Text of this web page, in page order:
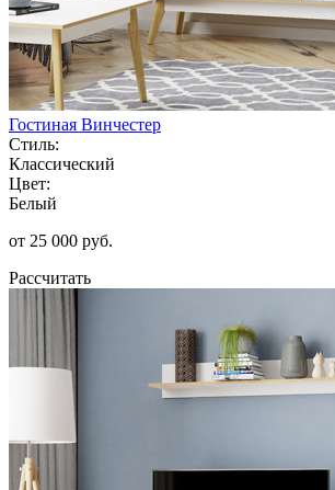
Гостиная Винчестер
Стиль:
Классический
Цвет:
Белый
от 25 000 руб.
Рассчитать